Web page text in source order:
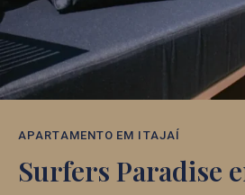
APARTAMENTO EM ITAJAÍ
Surfers Paradise